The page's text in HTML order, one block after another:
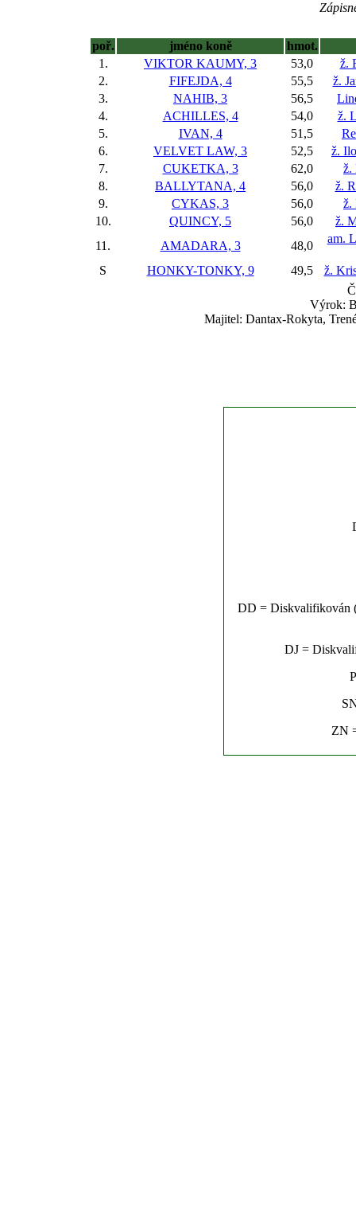
poř. jméno koně
hmot.
1.
VIKTOR KAUMY, 3 53,0
ž.
2.
FIFEJDA, 4 55,5
ž.
3.
NAHIB, 3 56,5
4.
ACHILLES, 4 54,0
ž.
5.
IVAN, 4 51,5
6.
VELVET LAW, 3 52,5
ž.
7.
CUKETKA, 3 62,0
ž.
8.
BALLYTANA, 4 56,0
ž.
9.
CYKAS, 3 56,0
ž.
10.
QUINCY, 5 56,0
ž.
11.
AMADARA, 3 48,0
am.
S HONKY-TONKY, 9 49,5
ž.
Výrok:
Majitel: Dantax-Rokyta,
DD = Diskvalifikován
DJ =
ZN